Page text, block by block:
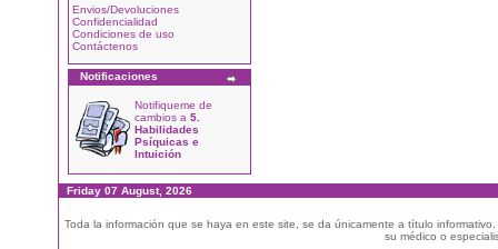
Envios/Devoluciones
Confidencialidad
Condiciones de uso
Contáctenos
Notificaciones
Notifiqueme de
cambios a 5.
Habilidades
Psíquicas e
Intuición
Friday 07 August, 2026
Toda la información que se haya en este site, se da únicamente a título
su médico o